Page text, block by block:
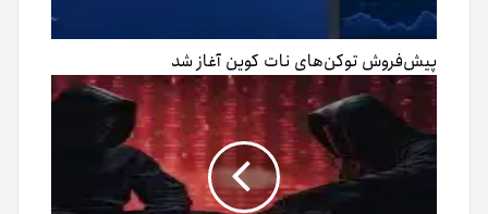
پیش‌فروش توکن‌های نات کوین آغاز شد